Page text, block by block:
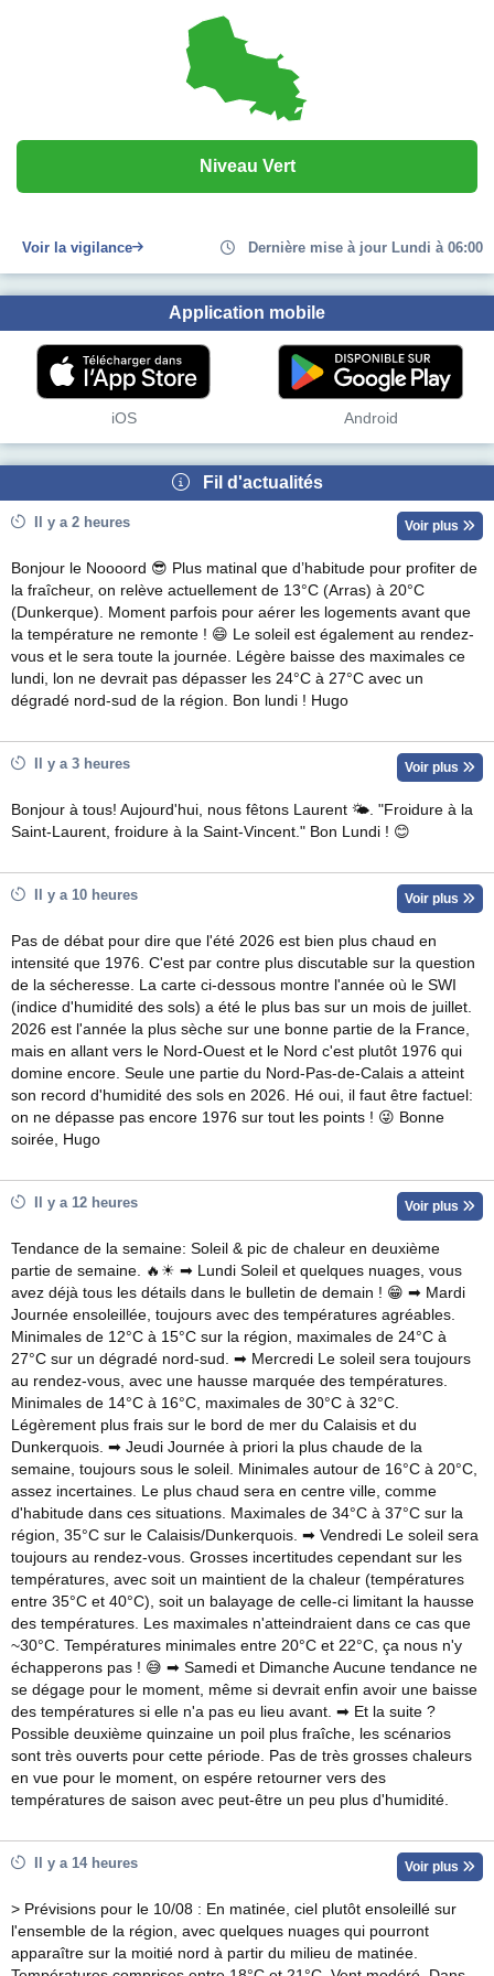
Niveau Vert
Voir la vigilance Dernière mise à jour Lundi à 06:00
Application mobile
iOS Android
Fil d'actualités
Il y a 2 heures Voir plus
Bonjour le Noooord 😎 Plus matinal que d’habitude pour profiter de
la fraîcheur, on relève actuellement de 13°C (Arras) à 20°C
(Dunkerque). Moment parfois pour aérer les logements avant que
la température ne remonte ! 😄 Le soleil est également au rendez-
vous et le sera toute la journée. Légère baisse des maximales ce
lundi, lon ne devrait pas dépasser les 24°C à 27°C avec un
dégradé nord-sud de la région. Bon lundi ! Hugo
Il y a 3 heures Voir plus
Bonjour à tous! Aujourd'hui, nous fêtons Laurent 🌤. "Froidure à la
Saint-Laurent, froidure à la Saint-Vincent." Bon Lundi ! 😊
Il y a 10 heures Voir plus
Pas de débat pour dire que l'été 2026 est bien plus chaud en
intensité que 1976. C'est par contre plus discutable sur la question
de la sécheresse. La carte ci-dessous montre l'année où le SWI
(indice d'humidité des sols) a été le plus bas sur un mois de juillet.
2026 est l'année la plus sèche sur une bonne partie de la France,
mais en allant vers le Nord-Ouest et le Nord c'est plutôt 1976 qui
domine encore. Seule une partie du Nord-Pas-de-Calais a atteint
son record d'humidité des sols en 2026. Hé oui, il faut être factuel:
on ne dépasse pas encore 1976 sur tout les points ! 😜 Bonne
soirée, Hugo
Il y a 12 heures Voir plus
Tendance de la semaine: Soleil & pic de chaleur en deuxième
partie de semaine. 🔥☀ ➡ Lundi Soleil et quelques nuages, vous
avez déjà tous les détails dans le bulletin de demain ! 😁 ➡ Mardi
Journée ensoleillée, toujours avec des températures agréables.
Minimales de 12°C à 15°C sur la région, maximales de 24°C à
27°C sur un dégradé nord-sud. ➡ Mercredi Le soleil sera toujours
au rendez-vous, avec une hausse marquée des températures.
Minimales de 14°C à 16°C, maximales de 30°C à 32°C.
Légèrement plus frais sur le bord de mer du Calaisis et du
Dunkerquois. ➡ Jeudi Journée à priori la plus chaude de la
semaine, toujours sous le soleil. Minimales autour de 16°C à 20°C,
assez incertaines. Le plus chaud sera en centre ville, comme
d'habitude dans ces situations. Maximales de 34°C à 37°C sur la
région, 35°C sur le Calaisis/Dunkerquois. ➡ Vendredi Le soleil sera
toujours au rendez-vous. Grosses incertitudes cependant sur les
températures, avec soit un maintient de la chaleur (températures
entre 35°C et 40°C), soit un balayage de celle-ci limitant la hausse
des températures. Les maximales n'atteindraient dans ce cas que
~30°C. Températures minimales entre 20°C et 22°C, ça nous n'y
échapperons pas ! 😅 ➡ Samedi et Dimanche Aucune tendance ne
se dégage pour le moment, même si devrait enfin avoir une baisse
des températures si elle n'a pas eu lieu avant. ➡ Et la suite ?
Possible deuxième quinzaine un poil plus fraîche, les scénarios
sont très ouverts pour cette période. Pas de très grosses chaleurs
en vue pour le moment, on espére retourner vers des
températures de saison avec peut-être un peu plus d'humidité.
Il y a 14 heures Voir plus
> Prévisions pour le 10/08 : En matinée, ciel plutôt ensoleillé sur
l'ensemble de la région, avec quelques nuages qui pourront
apparaître sur la moitié nord à partir du milieu de matinée.